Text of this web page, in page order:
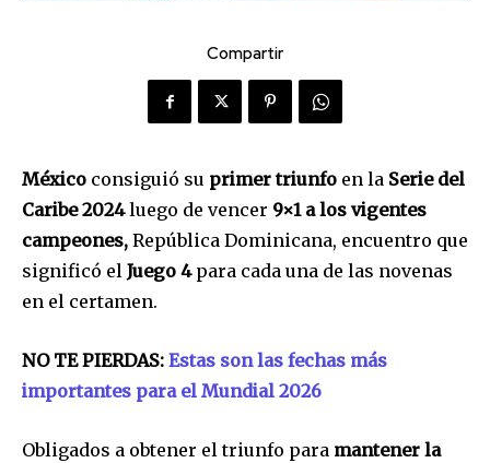
Compartir
México consiguió su primer triunfo en la Serie del
Caribe 2024luego de vencer 9×1 a los vigentes
campeones, República Dominicana, encuentro que
significó el Juego 4 para cada una de las novenas
en el certamen.
NO TE PIERDAS: Estas son las fechas más
importantes para el Mundial 2026
Obligados a obtener el triunfo para mantener la